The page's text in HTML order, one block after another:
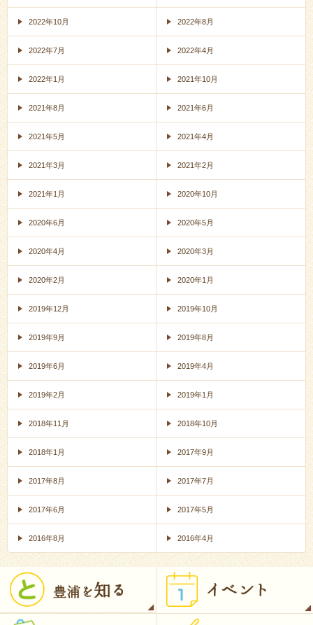
2022年10月 2022年8月
2022年7月 2022年4月
2022年1月 2021年10月
2021年8月 2021年6月
2021年5月 2021年4月
2021年3月 2021年2月
2021年1月 2020年10月
2020年6月 2020年5月
2020年4月 2020年3月
2020年2月 2020年1月
2019年12月 2019年10月
2019年9月 2019年8月
2019年6月 2019年4月
2019年2月 2019年1月
2018年11月 2018年10月
2018年1月 2017年9月
2017年8月 2017年7月
2017年6月 2017年5月
2016年8月 2016年4月